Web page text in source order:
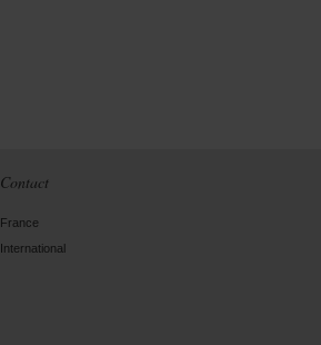
Contact
France
International